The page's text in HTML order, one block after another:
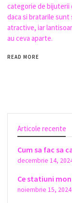
categorie de bijuterii
daca si bratarile
atractive, iar
au ceva aparte.
READ MORE
Articole recente
Cum sa fac sa
decembrie 14,
Ce statiuni
noiembrie 15, 2024